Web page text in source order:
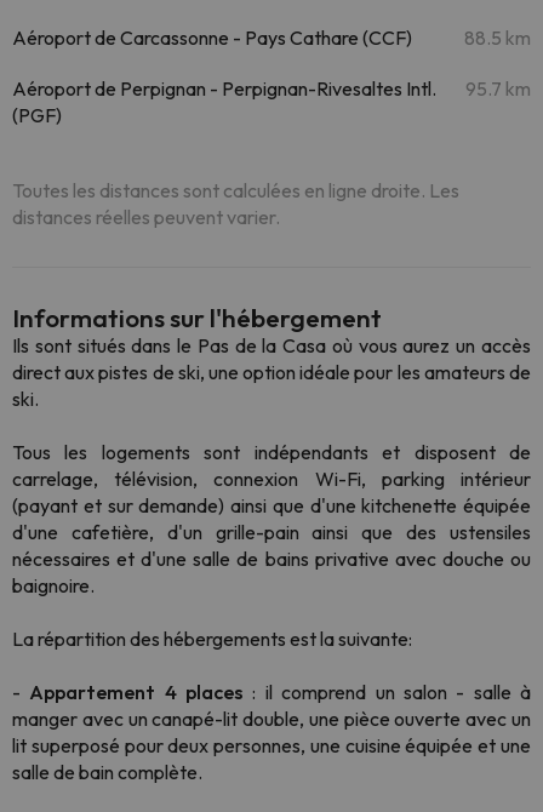
Aéroport de Carcassonne - Pays Cathare (CCF) 88.5 km
Aéroport de Perpignan - Perpignan-Rivesaltes Intl.
(PGF)
95.7 km
Toutes les distances sont calculées en ligne droite. Les
distances réelles peuvent varier.
Informations sur l'hébergement
Ils sont situés dans le Pas de la Casa où vous aurez un accès
direct aux pistes de ski, une option idéale pour les amateurs de
ski.
Tous les logements sont indépendants et disposent de
carrelage, télévision, connexion Wi-Fi, parking intérieur
(payant et sur demande) ainsi que d'une kitchenette équipée
d'une cafetière, d'un grille-pain ainsi que des ustensiles
nécessaires et d'une salle de bains privative avec douche ou
baignoire.
La répartition des hébergements est la suivante:
- Appartement 4 places : il comprend un salon - salle à
manger avec un canapé-lit double, une pièce ouverte avec un
lit superposé pour deux personnes, une cuisine équipée et une
salle de bain complète.